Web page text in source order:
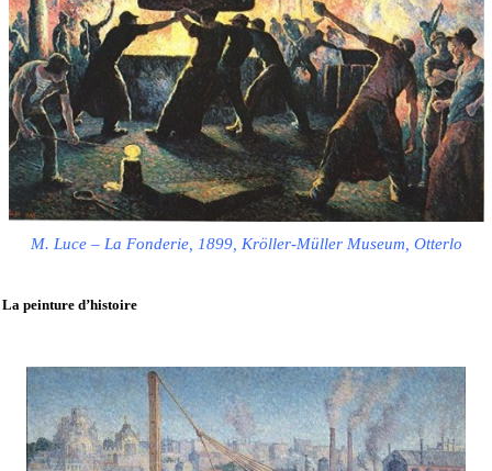
M. Luce – La Fonderie, 1899, Kröller-Müller Museum, Otterlo
La peinture d’histoire